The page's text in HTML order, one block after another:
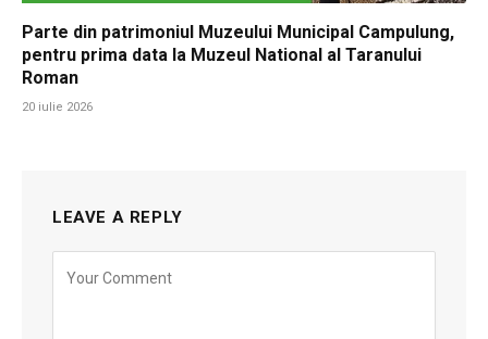
Parte din patrimoniul Muzeului Municipal Campulung,
pentru prima data la Muzeul National al Taranului
Roman
20 iulie 2026
LEAVE A REPLY